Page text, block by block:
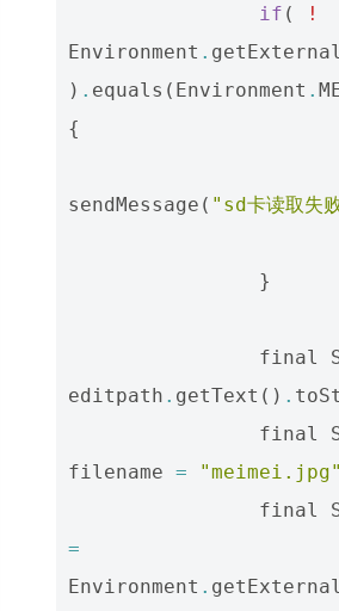
if (
!
Environment .
) . equals ( Environment .
{
sendMessage ( "sd卡读取失
}
final
editpath . getText () .
final
filename = "meimei.jpg"
final
=
Environment .